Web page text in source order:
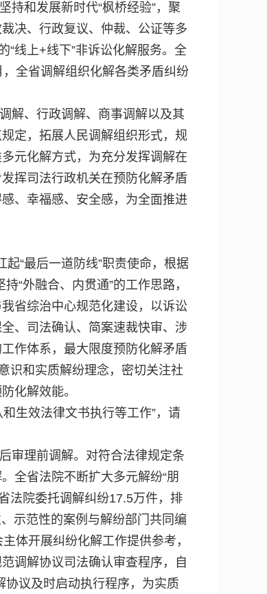
持和发展新时代“枫桥经验”，聚
决、行政复议、仲裁、公证等多
“线上+线下”非诉讼化解服务。全
全省调解组织化解各类矛盾纠纷
解、行政调解、商事调解以及其
定，拓展人民调解组织形式，规
元化解方式，为充分发挥调解在
挥司法行政机关在预防化解矛盾
、幸福感、安全感，为全面推进
“最后一道防线”职责使命，根据
“外融合、内贯通”的工作思路，
省综治中心规范化建设，以诉讼
、司法确认、简案速裁快审、涉
作体系，最大限度预防化解矛盾
识和实质解纷理念，密切关注社
化解效能。
生效法律文书执行等工作”，请
审理前调解。对符合法律规定条
全省法院不断扩大多元解纷“朋
法院委托调解纠纷17.5万件，排
示范性的案例与解纷部门共同编
体开展纠纷化解工作提供参考，
调解协议司法确认审查程序，自
议及时启动执行程序，为实质